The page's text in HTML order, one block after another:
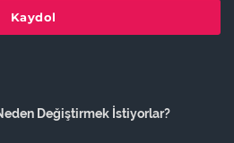
Kaydol
Değiştirmek İstiyorlar?